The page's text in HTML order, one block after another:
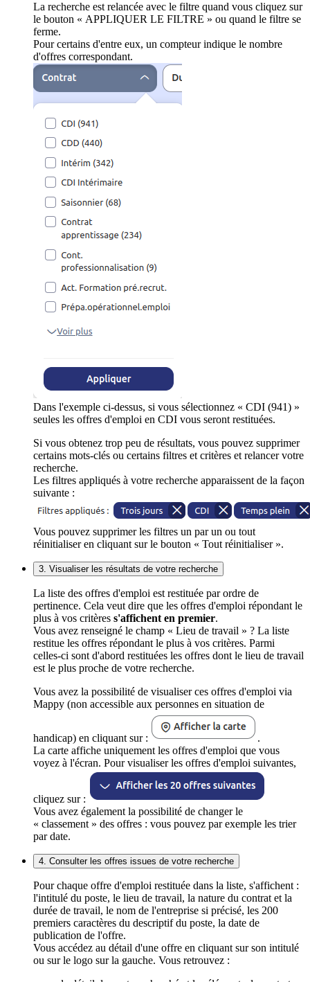
La recherche est relancée avec le filtre quand vous cliquez sur
le bouton « APPLIQUER LE FILTRE » ou quand le filtre se
ferme.
Pour certains d'entre eux, un compteur indique le nombre
d'offres correspondant.
Dans l'exemple ci-dessus, si vous sélectionnez « CDI (941) »
seules les offres d'emploi en CDI vous seront restituées.
Si vous obtenez trop peu de résultats, vous pouvez supprimer
certains mots-clés ou certains filtres et critères et relancer votre
recherche.
Les filtres appliqués à votre recherche apparaissent de la façon
suivante :
Vous pouvez supprimer les filtres un par un ou tout
réinitialiser en cliquant sur le bouton « Tout réinitialiser ».
3. Visualiser les résultats de votre recherche
La liste des offres d'emploi est restituée par ordre de
pertinence. Cela veut dire que les offres d'emploi répondant le
plus à vos critères s'affichent en premier.
Vous avez renseigné le champ « Lieu de travail » ? La liste
restitue les offres répondant le plus à vos critères. Parmi
celles-ci sont d'abord restituées les offres dont le lieu de travail
est le plus proche de votre recherche.
Vous avez la possibilité de visualiser ces offres d'emploi via
Mappy (non accessible aux personnes en situation de
handicap) en cliquant sur :
.
La carte affiche uniquement les offres d'emploi que vous
voyez à l'écran. Pour visualiser les offres d'emploi suivantes,
cliquez sur :
Vous avez également la possibilité de changer le
« classement » des offres : vous pouvez par exemple les trier
par date.
4. Consulter les offres issues de votre recherche
Pour chaque offre d'emploi restituée dans la liste, s'affichent :
l'intitulé du poste, le lieu de travail, la nature du contrat et la
durée de travail, le nom de l'entreprise si précisé, les 200
premiers caractères du descriptif du poste, la date de
publication de l'offre.
Vous accédez au détail d'une offre en cliquant sur son intitulé
ou sur le logo sur la gauche. Vous retrouvez :